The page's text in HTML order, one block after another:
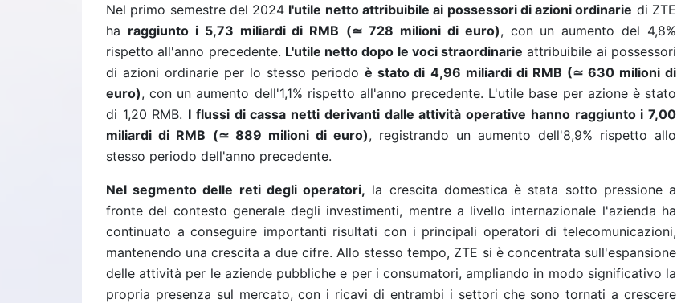
Nel primo semestre del 2024 l'utile netto attribuibile ai possessori di azioni ordinarie di ZTE
ha raggiunto i 5,73 miliardi di RMB (≃ 728 milioni di euro), con un aumento del 4,8%
rispetto all'anno precedente. L'utile netto dopo le voci straordinarie attribuibile ai possessori
di azioni ordinarie per lo stesso periodo è stato di 4,96 miliardi di RMB (≃ 630 milioni di
euro), con un aumento dell'1,1% rispetto all'anno precedente. L'utile base per azione è stato
di 1,20 RMB. I flussi di cassa netti derivanti dalle attività operative hanno raggiunto i 7,00
miliardi di RMB (≃ 889 milioni di euro), registrando un aumento dell'8,9% rispetto allo
stesso periodo dell'anno precedente.
Nel segmento delle reti degli operatori, la crescita domestica è stata sotto pressione a
fronte del contesto generale degli investimenti, mentre a livello internazionale l'azienda ha
continuato a conseguire importanti risultati con i principali operatori di telecomunicazioni,
mantenendo una crescita a due cifre. Allo stesso tempo, ZTE si è concentrata sull'espansione
delle attività per le aziende pubbliche e per i consumatori, ampliando in modo significativo la
propria presenza sul mercato, con i ricavi di entrambi i settori che sono tornati a crescere